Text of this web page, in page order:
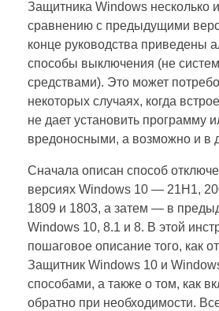
Защитника Windows несколько
сравнению с предыдущими
конце руководства приведены
способы выключения (не
средствами). Это может
некоторых случаях, когда
не дает установить программу
вредоносными, а возможно и в
Сначала описан способ
версиях Windows 10 — 21H1,
1809 и 1803, а затем — в
Windows 10, 8.1 и 8. В этой
пошаговое описание того, как
Защитник Windows 10 и
способами, а также о том, как
обратно при необходимости.